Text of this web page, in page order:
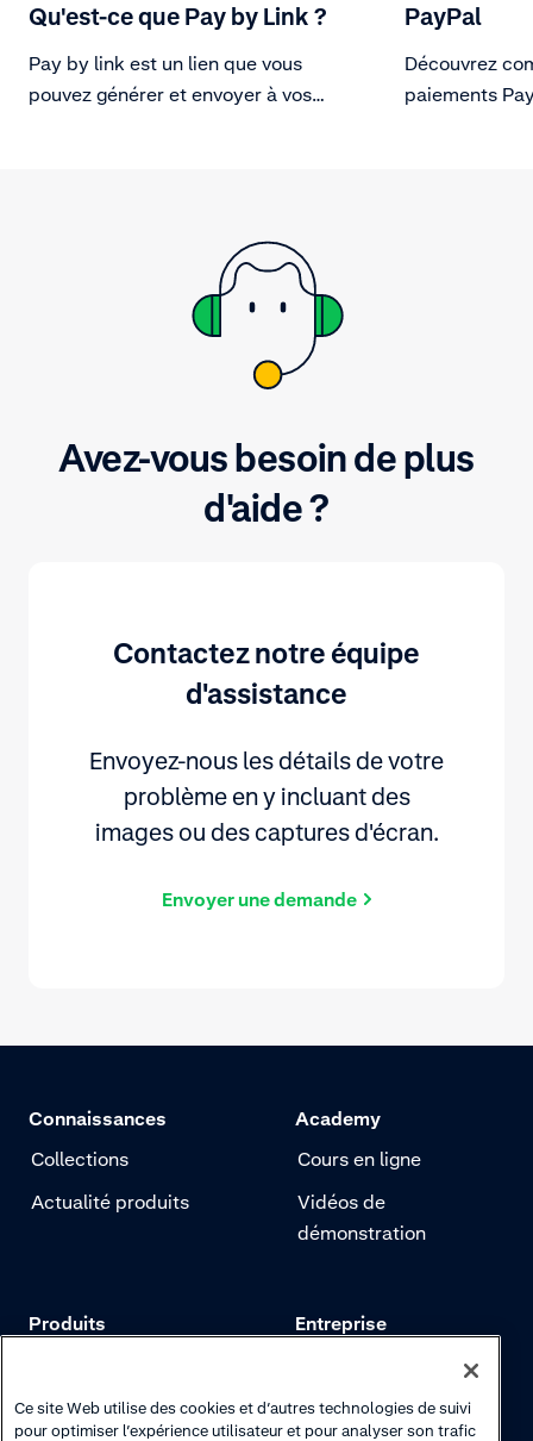
Qu'est-ce que Pay by Link ?
Pay by link est un lien que vous
pouvez générer et envoyer à vos
PayPal
Découvrez
paiements
Avez-vous besoin de plus
d'aide ?
Contactez notre équipe
d'assistance
Envoyez-nous les détails de votre
problème en y incluant des
images ou des captures d'écran.
Envoyer une demande
Connaissances
Collections
Actualité produits
Academy
Cours en ligne
Vidéos de
démonstration
Produits
Paiements
Entreprise
Notre histoire
Ce site Web utilise des cookies et d’autres technologies de suivi
pour optimiser l’expérience utilisateur et pour analyser son trafic